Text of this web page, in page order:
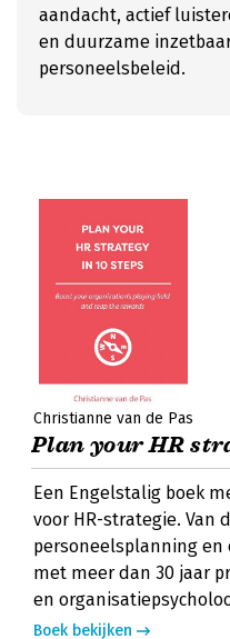
aandacht, actief
en duurzame
personeelsbeleid.
Christianne van de Pas
Plan your HR
Een Engelstalig boek
voor HR-strategie. Van
personeelsplanning
met meer dan 30 jaar
en
Boek bekijken